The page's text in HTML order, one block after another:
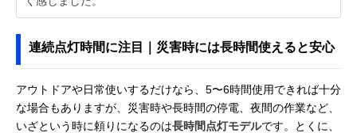
連続点灯時間に注目｜災害時には長時間使えると安心
アウトドアや日常使いするだけなら、5〜6時間使用できれば十分
な場合もありますが、災害時や長時間の停電、夜間の作業など、
いざという時に頼りになるのは長時間点灯モデルです。とくに、